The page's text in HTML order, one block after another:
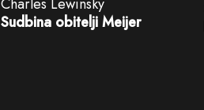
Sudbina obitelji Meijer